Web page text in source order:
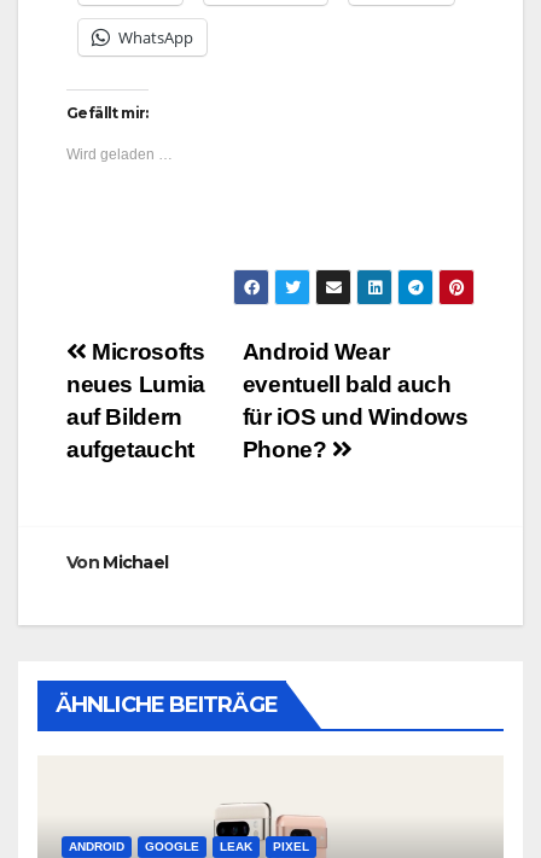
WhatsApp
Gefällt mir:
Wird geladen …
Beitragsnavigation
Android Wear
eventuell bald auch
für iOS und Windows
Phone?
Microsofts
neues Lumia
auf Bildern
aufgetaucht
Von Michael
ÄHNLICHE BEITRÄGE
ANDROID GOOGLE LEAK PIXEL